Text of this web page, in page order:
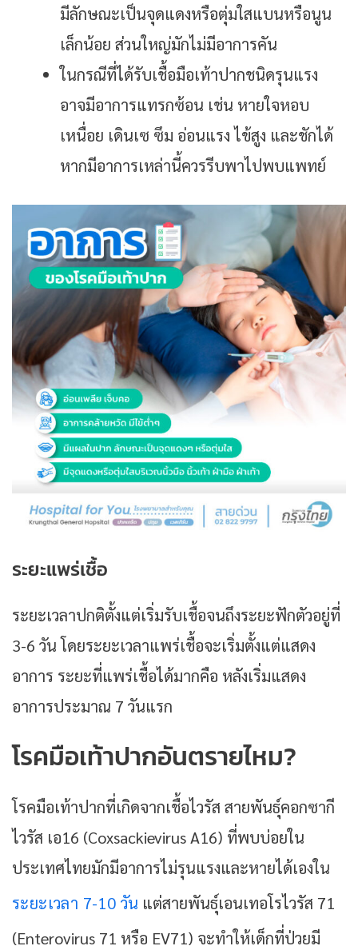
มีลักษณะเป็นจุดแดงหรือตุ่มใสแบนหรือนูน
เล็กน้อย ส่วนใหญ่มักไม่มีอาการคัน
ในกรณีที่ได้รับเชื้อมือเท้าปากชนิดรุนแรง
อาจมีอาการแทรกซ้อน เช่น หายใจหอบ
เหนื่อย เดินเซ ซึม อ่อนแรง ไข้สูง และชักได้
หากมีอาการเหล่านี้ควรรีบพาไปพบแพทย์
ระยะแพร่เชื้อ
ระยะเวลาปกติตั้งแต่เริ่มรับเชื้อจนถึงระยะฟักตัวอยู่ที่
3-6 วัน โดยระยะเวลาแพร่เชื้อจะเริ่มตั้งแต่แสดง
อาการ ระยะที่แพร่เชื้อได้มากคือ หลังเริ่มแสดง
อาการประมาณ 7 วันแรก
โรคมือเท้าปากอันตรายไหม?
โรคมือเท้าปากที่เกิดจากเชื้อไวรัส สายพันธุ์คอกซากี
ไวรัส เอ16 (Coxsackievirus A16) ที่พบบ่อยใน
ประเทศไทยมักมีอาการไม่รุนแรงและหายได้เองใน
ระยะเวลา 7-10 วัน แต่สายพันธุ์เอนเทอโรไวรัส 71
(Enterovirus 71 หรือ EV71) จะทำให้เด็กที่ป่วยมี